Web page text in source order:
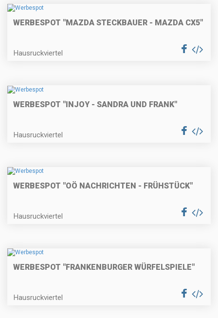
WERBESPOT "MAZDA STECKBAUER - MAZDA CX5"
Hausruckviertel
WERBESPOT "INJOY - SANDRA UND FRANK"
Hausruckviertel
WERBESPOT "OÖ NACHRICHTEN - FRÜHSTÜCK"
Hausruckviertel
WERBESPOT "FRANKENBURGER WÜRFELSPIELE"
Hausruckviertel